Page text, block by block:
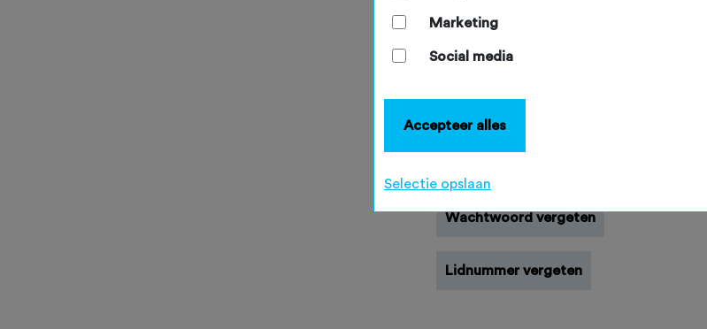
Inloggen
Wachtwoord vergeten
Lidnummer vergeten
Marketing
Social media
Accepteer alles
Selectie opslaan